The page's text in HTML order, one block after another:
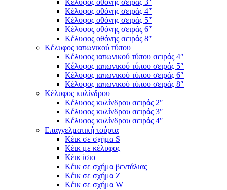
Κέλυφος οθόνης σειράς 3″
Κέλυφος οθόνης σειράς 4″
Κέλυφος οθόνης σειράς 5″
Κέλυφος οθόνης σειράς 6″
Κέλυφος οθόνης σειράς 8″
Κέλυφος ιαπωνικού τύπου
Κέλυφος ιαπωνικού τύπου σειράς 4″
Κέλυφος ιαπωνικού τύπου σειράς 5″
Κέλυφος ιαπωνικού τύπου σειράς 6″
Κέλυφος ιαπωνικού τύπου σειράς 8″
Κέλυφος κυλίνδρου
Κέλυφος κυλίνδρου σειράς 2″
Κέλυφος κυλίνδρου σειράς 3″
Κέλυφος κυλίνδρου σειράς 4″
Επαγγελματική τούρτα
Κέικ σε σχήμα S
Κέικ με κέλυφος
Κέικ ίσιο
Κέικ σε σχήμα βεντάλιας
Κέικ σε σχήμα Ζ
Κέικ σε σχήμα W